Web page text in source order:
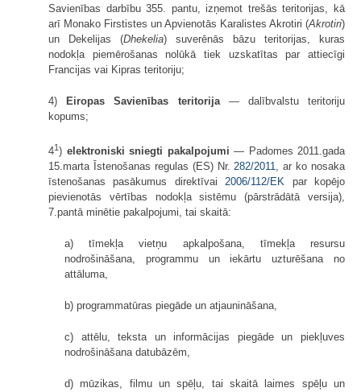
Savienības darbību 355. pantu, izņemot trešās teritorijas, kā
arī Monako Firstistes un Apvienotās Karalistes Akrotiri (Akrotiri)
un Dekelijas (Dhekelia) suverēnās bāzu teritorijas, kuras
nodokļa piemērošanas nolūkā tiek uzskatītas par attiecīgi
Francijas vai Kipras teritoriju;
4) Eiropas Savienības teritorija— dalībvalstu teritoriju
kopums;
41) elektroniski sniegti pakalpojumi — Padomes 2011.gada
15.marta Īstenošanas regulas (ES) Nr.282/2011, ar ko nosaka
īstenošanas pasākumus direktīvai2006/112/EK par kopējo
pievienotās vērtības nodokļa sistēmu (pārstrādātā versija),
7.pantā minētie pakalpojumi, tai skaitā:
a) tīmekļa vietņu apkalpošana, tīmekļa resursu
nodrošināšana, programmu un iekārtu uzturēšana no
attāluma,
b) programmatūras piegāde un atjaunināšana,
c) attēlu, teksta un informācijas piegāde un piekļuves
nodrošināšana datubāzēm,
d) mūzikas, filmu un spēļu, tai skaitā laimes spēļu un